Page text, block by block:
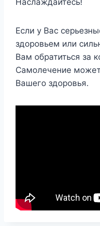
Если у Вас
здоровьем или
Вам обратиться за
Самолечение
Вашего здоровья.